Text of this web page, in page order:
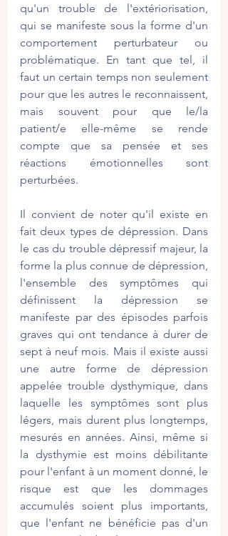
qu'un trouble de l'extériorisation,
qui se manifeste sous la forme d'un
comportement perturbateur ou
problématique. En tant que tel, il
faut un certain temps non seulement
pour que les autres le reconnaissent,
mais souvent pour que le/la
patient/e elle-même se rende
compte que sa pensée et ses
réactions émotionnelles sont
perturbées.
Il convient de noter qu'il existe en
fait deux types de dépression. Dans
le cas du trouble dépressif majeur, la
forme la plus connue de dépression,
l'ensemble des symptômes qui
définissent la dépression se
manifeste par des épisodes parfois
graves qui ont tendance à durer de
sept à neuf mois. Mais il existe aussi
une autre forme de dépression
appelée trouble dysthymique, dans
laquelle les symptômes sont plus
légers, mais durent plus longtemps,
mesurés en années. Ainsi, même si
la dysthymie est moins débilitante
pour l'enfant à un moment donné, le
risque est que les dommages
accumulés soient plus importants,
que l'enfant ne bénéficie pas d'un